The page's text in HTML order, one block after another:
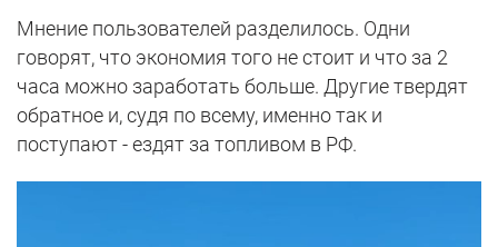
Мнение пользователей разделилось. Одни
говорят, что экономия того не стоит и что за 2
часа можно заработать больше. Другие твердят
обратное и, судя по всему, именно так и
поступают - ездят за топливом в РФ.